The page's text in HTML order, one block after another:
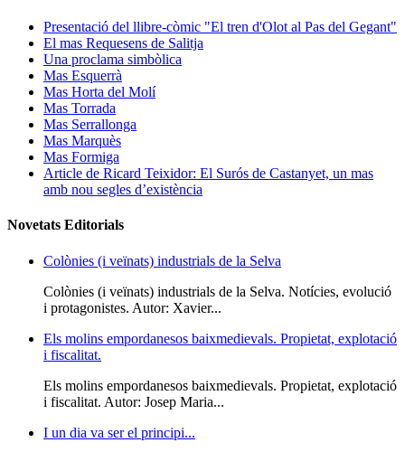
Presentació del llibre-còmic "El tren d'Olot al Pas del Gegant"
El mas Requesens de Salitja
Una proclama simbòlica
Mas Esquerrà
Mas Horta del Molí
Mas Torrada
Mas Serrallonga
Mas Marquès
Mas Formiga
Article de Ricard Teixidor: El Surós de Castanyet, un mas
amb nou segles d’existència
Novetats Editorials
Colònies (i veïnats) industrials de la Selva
Colònies (i veïnats) industrials de la Selva. Notícies, evolució
i protagonistes. Autor: Xavier...
Els molins empordanesos baixmedievals. Propietat, explotació
i fiscalitat.
Els molins empordanesos baixmedievals. Propietat, explotació
i fiscalitat. Autor: Josep Maria...
I un dia va ser el principi...